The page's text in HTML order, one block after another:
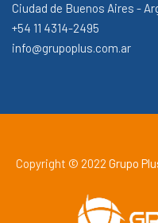
Ciudad de Buenos Aires -
+54 11 4314-2495
info@grupoplus.com.ar
Copyright © 2022 Grupo